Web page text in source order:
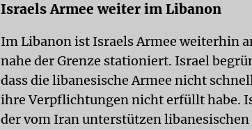
Israels Armee weiter im Libanon
Im Libanon ist Israels Armee weiterhin
nahe der Grenze stationiert. Israel
dass die libanesische Armee nicht
ihre Verpflichtungen nicht erfüllt habe.
der vom Iran unterstützen